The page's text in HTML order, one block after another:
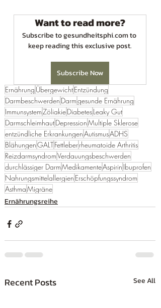
Want to read more?
Subscribe to gesundheitsphi.com to
keep reading this exclusive post.
Subscribe Now
Ernährung ÜbergewichtEntzündung
Darmbeschwerden Darmgesunde Ernährung
ImmunsystemZöliakieDiabetesLeaky Gut
DarmschleimhautDepressionMultiple Sklerose
entzündliche ErkrankungenAutismusADHS
BlähungenGALTFettleberrheumatoide Arthritis
ReizdarmsyndromVerdauungsbeschwerden
durchlässiger DarmMedikamenteAspirin Ibuprofen
Nahrungsmittelallergien Erschöpfungssyndrom
AsthmaMigräne
Ernährungsreihe
Recent Posts See All